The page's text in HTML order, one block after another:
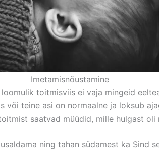
Imetamisnõustamine
toitmisviis ei vaja mingeid
teine asi on normaalne ja loksub
saatvad müüdid, mille hulgast
ning tahan südamest ka Sind